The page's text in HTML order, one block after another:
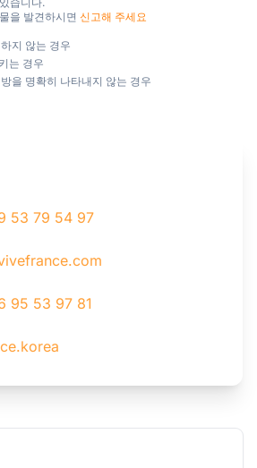
을 발견하시면 신고해 주세요
지 않는 경우
는 경우
을 명확히 나타내지 않는 경우
53 79 54 97
95 53 97 81